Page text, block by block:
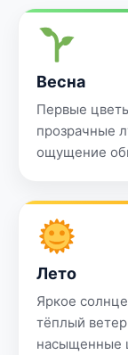
Весна
Первые
прозрачные
ощущение
Лето
Яркое
тёплый
насыщенные